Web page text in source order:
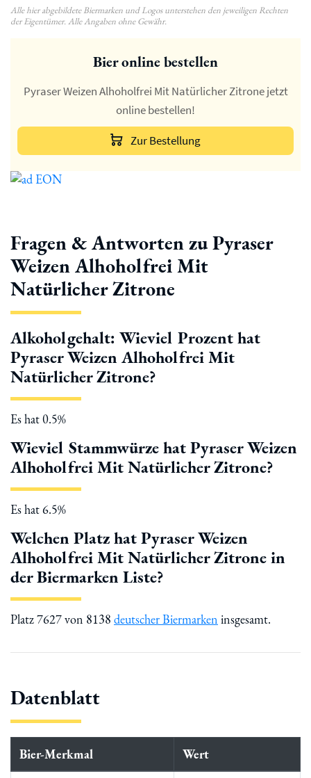
Alle hier abgebildete Biermarken und Logos unterstehen den jeweiligen Rechten
der Eigentümer. Alle Angaben ohne Gewähr.
Bier online bestellen
Pyraser Weizen Alhoholfrei Mit Natürlicher Zitrone jetzt
online bestellen!
Zur Bestellung
Fragen & Antworten zu Pyraser
Weizen Alhoholfrei Mit
Natürlicher Zitrone
Alkoholgehalt: Wieviel Prozent hat
Pyraser Weizen Alhoholfrei Mit
Natürlicher Zitrone?
Es hat 0.5%
Wieviel Stammwürze hat Pyraser Weizen
Alhoholfrei Mit Natürlicher Zitrone?
Es hat 6.5%
Welchen Platz hat Pyraser Weizen
Alhoholfrei Mit Natürlicher Zitrone in
der Biermarken Liste?
Platz 7627 von 8138 deutscher Biermarken insgesamt.
Datenblatt
Bier-Merkmal Wert